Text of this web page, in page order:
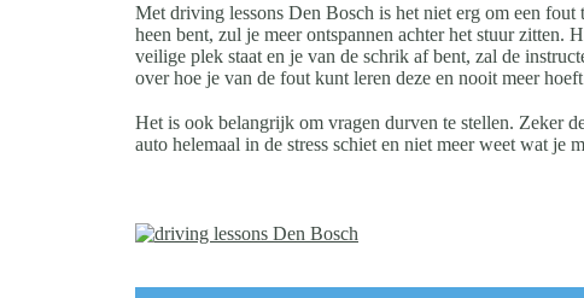
Met driving lessons Den Bosch is het niet erg om een
heen bent, zul je meer ontspannen achter het stuur zitten.
veilige plek staat en je van de schrik af bent, zal de
over hoe je van de fout kunt leren deze en nooit meer
Het is ook belangrijk om vragen durven te stellen. Zeker
auto helemaal in de stress schiet en niet meer weet wat